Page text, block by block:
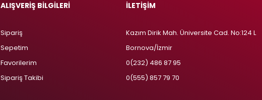
ALIŞVERİŞ BİLGİLERİ
Sipariş
Sepetim
Favorilerim
Sipariş Takibi
İLETİŞİM
Kazım Dirik Mah. Üniversite Cad. No:124 L
Bornova/İzmir
0(232) 486 87 95
0(555) 857 79 70